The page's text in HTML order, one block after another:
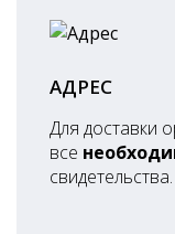
АДРЕС
Для доставки
все
свидетельства.